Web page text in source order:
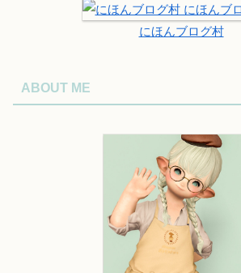
にほんブログ村
ABOUT ME